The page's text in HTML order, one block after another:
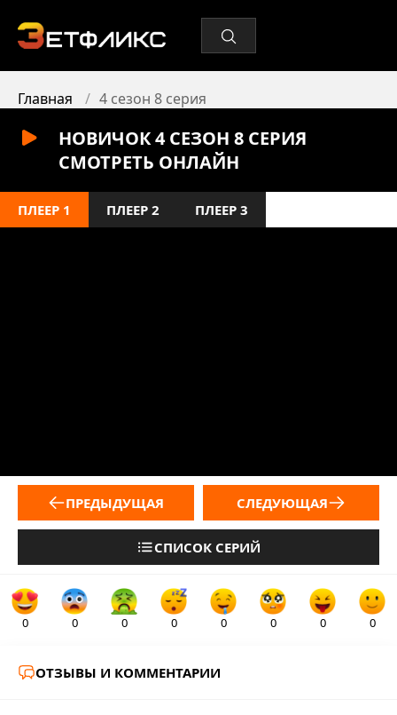
Главная 4 сезон 8 серия
НОВИЧОК 4 СЕЗОН 8 СЕРИЯ
СМОТРЕТЬ ОНЛАЙН
ПЛЕЕР 1 ПЛЕЕР 2 ПЛЕЕР 3
ПРЕДЫДУЩАЯ
СПИСОК СЕРИЙ
СЛЕДУЮЩАЯ
0 0 0 0 0 0 0 0
ОТЗЫВЫ И КОММЕНТАРИИ